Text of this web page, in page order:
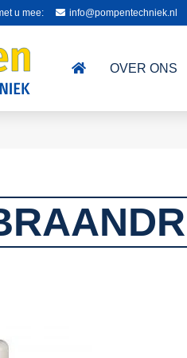
u mee: info@pompentechniek.nl
OVER ONS